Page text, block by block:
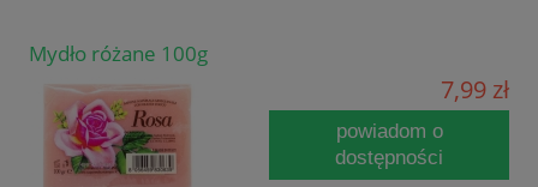
Mydło różane 100g
7,99 zł
powiadom o
dostępności